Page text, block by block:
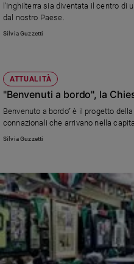
l'Inghilterra sia diventata il centro di
dal nostro Paese.
Silvia Guzzetti
ATTUALITÀ
"Benvenuti a bordo", la
Benvenuto a bordo” è il progetto
connazionali che arrivano nella
Silvia Guzzetti